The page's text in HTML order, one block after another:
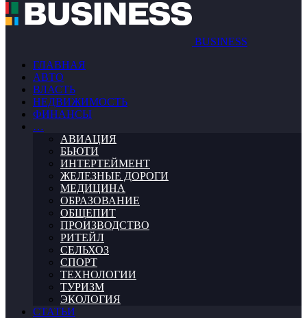
BUSINESS
ГЛАВНАЯ
АВТО
ВЛАСТЬ
НЕДВИЖИМОСТЬ
ФИНАНСЫ
…
АВИАЦИЯ
БЬЮТИ
ИНТЕРТЕЙМЕНТ
ЖЕЛЕЗНЫЕ ДОРОГИ
МЕДИЦИНА
ОБРАЗОВАНИЕ
ОБЩЕПИТ
ПРОИЗВОДСТВО
РИТЕЙЛ
СЕЛЬХОЗ
СПОРТ
ТЕХНОЛОГИИ
ТУРИЗМ
ЭКОЛОГИЯ
СТАТЬИ